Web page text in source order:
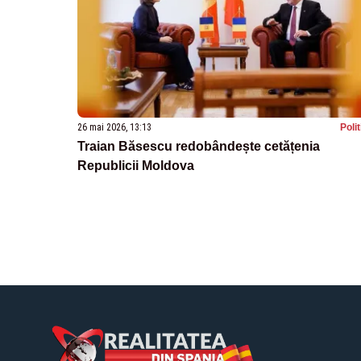
26 mai 2026, 13:13
Traian Băsescu redobândește cetățenia
Republicii Moldova